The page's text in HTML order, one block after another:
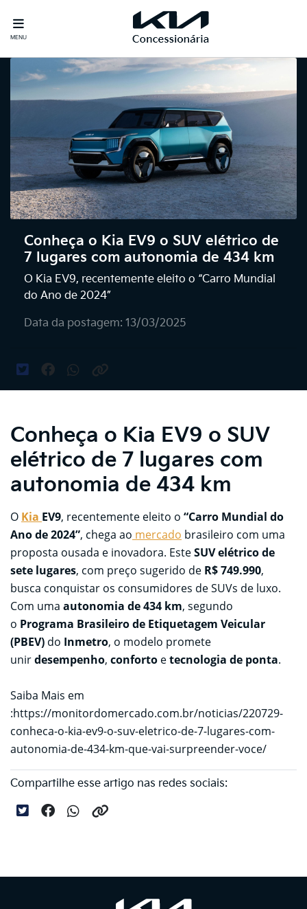
MENU
Conheça o Kia EV9 o SUV elétrico de
7 lugares com autonomia de 434 km
O Kia EV9, recentemente eleito o “Carro Mundial
do Ano de 2024”
Data da postagem: 13/03/2025
Conheça o Kia EV9 o SUV
elétrico de 7 lugares com
autonomia de 434 km
O Kia EV9, recentemente eleito o “Carro Mundial do
Ano de 2024”, chega ao mercado brasileiro com uma
proposta ousada e inovadora. EsteSUV elétrico de
sete lugares, com preço sugerido de R$ 749.990,
busca conquistar os consumidores de SUVs de luxo.
Com uma autonomia de 434 km, segundo
o Programa Brasileiro de Etiquetagem Veicular
(PBEV) do Inmetro, o modelo promete
unirdesempenho, conforto etecnologia de ponta.
Saiba Mais em
:https://monitordomercado.com.br/noticias/220729-
conheca-o-kia-ev9-o-suv-eletrico-de-7-lugares-com-
autonomia-de-434-km-que-vai-surpreender-voce/
Compartilhe esse artigo nas redes sociais: